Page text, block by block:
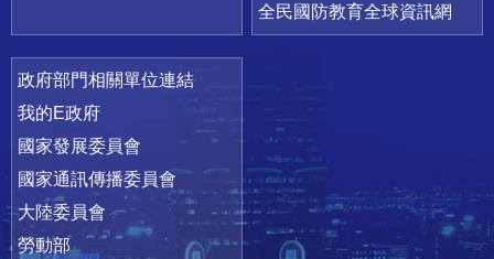
全民國防教育全球資訊網
政府部門相關單位連結
我的E政府
國家發展委員會
國家通訊傳播委員會
大陸委員會
勞動部